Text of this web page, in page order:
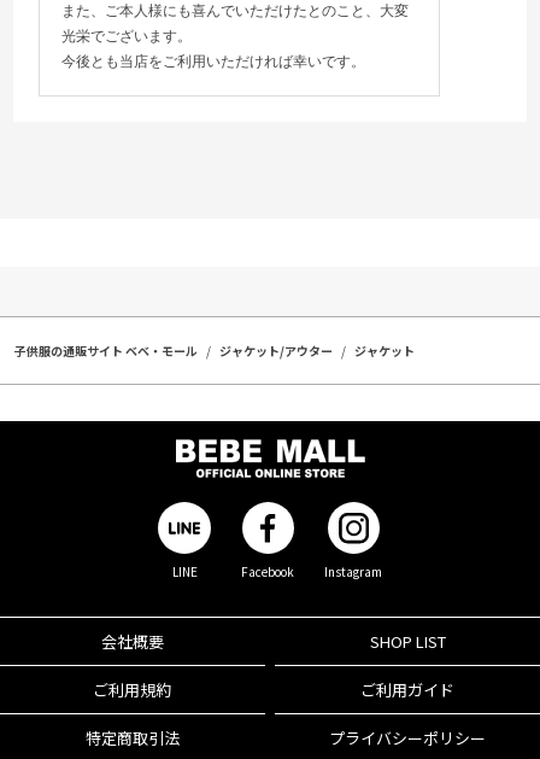
また、ご本人様にも喜んでいただけたとのこと、大変
光栄でございます。
今後とも当店をご利用いただければ幸いです。
子供服の通販サイト ベベ・モール ジャケット/アウター ジャケット
LINE Facebook Instagram
会社概要 SHOP LIST
ご利用規約 ご利用ガイド
特定商取引法 プライバシーポリシー